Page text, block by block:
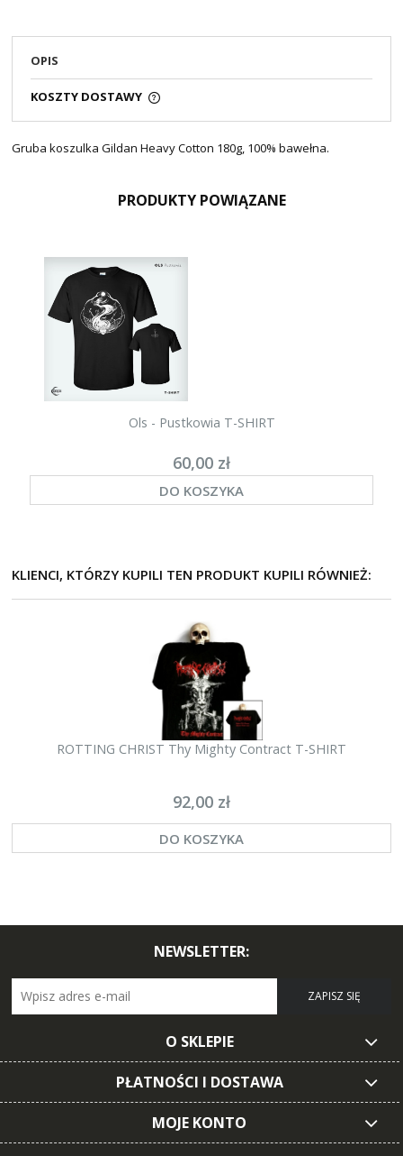
OPIS
KOSZTY DOSTAWY
Gruba koszulka Gildan Heavy Cotton 180g, 100% bawełna.
PRODUKTY POWIĄZANE
Ols - Pustkowia T-SHIRT
60,00 zł
DO KOSZYKA
KLIENCI, KTÓRZY KUPILI TEN PRODUKT KUPILI RÓWNIEŻ:
ROTTING CHRIST Thy Mighty Contract T-SHIRT
92,00 zł
DO KOSZYKA
NEWSLETTER:
ZAPISZ SIĘ
O SKLEPIE
PŁATNOŚCI I DOSTAWA
MOJE KONTO